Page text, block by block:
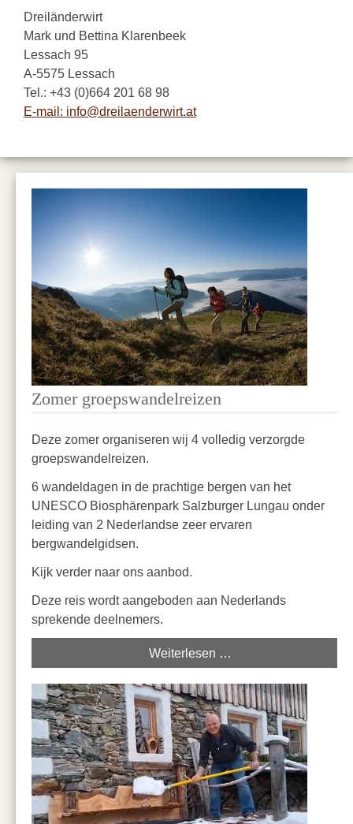
Dreiländerwirt
Mark und Bettina Klarenbeek
Lessach 95
A-5575 Lessach
Tel.: +43 (0)664 201 68 98
E-mail: info@dreilaenderwirt.at
Zomer groepswandelreizen
Deze zomer organiseren wij 4 volledig verzorgde
groepswandelreizen.
6 wandeldagen in de prachtige bergen van het
UNESCO Biosphärenpark Salzburger Lungau onder
leiding van 2 Nederlandse zeer ervaren
bergwandelgidsen.
Kijk verder naar ons aanbod.
Deze reis wordt aangeboden aan Nederlands
sprekende deelnemers.
Weiterlesen …